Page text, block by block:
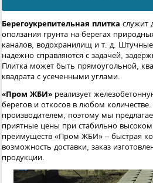
Берегоукрепительная плитка служит
оползания грунта на берегах
каналов, водохранилищ и т. д.
надежно справляются с задачей,
Плитка может быть прямоугольной,
квадрата с усеченными углами.
«Пром ЖБИ» реализует
берегов и откосов в любом
производителем, поэтому мы
приятные цены при стабильно высоком
преимуществ «Пром ЖБИ» – быстрая
возможность доставки, заказ
продукции.